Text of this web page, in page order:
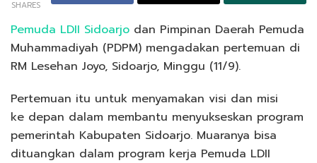
SHARES
Pemuda LDII Sidoarjo dan Pimpinan Daerah Pemuda
Muhammadiyah (PDPM) mengadakan pertemuan di
RM Lesehan Joyo, Sidoarjo, Minggu (11/9).
Pertemuan itu untuk menyamakan visi dan misi
ke depan dalam membantu menyukseskan program
pemerintah Kabupaten Sidoarjo. Muaranya bisa
dituangkan dalam program kerja Pemuda LDII